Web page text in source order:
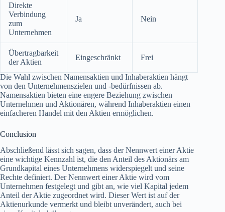
Direkte
Verbindung
zum
Unternehmen
Ja Nein
Übertragbarkeit
der Aktien
Eingeschränkt Frei
Die Wahl zwischen Namensaktien und Inhaberaktien hängt
von den Unternehmenszielen und -bedürfnissen ab.
Namensaktien bieten eine engere Beziehung zwischen
Unternehmen und Aktionären, während Inhaberaktien einen
einfacheren Handel mit den Aktien ermöglichen.
Conclusion
Abschließend lässt sich sagen, dass der Nennwert einer Aktie
eine wichtige Kennzahl ist, die den Anteil des Aktionärs am
Grundkapital eines Unternehmens widerspiegelt und seine
Rechte definiert. Der Nennwert einer Aktie wird vom
Unternehmen festgelegt und gibt an, wie viel Kapital jedem
Anteil der Aktie zugeordnet wird. Dieser Wert ist auf der
Aktienurkunde vermerkt und bleibt unverändert, auch bei